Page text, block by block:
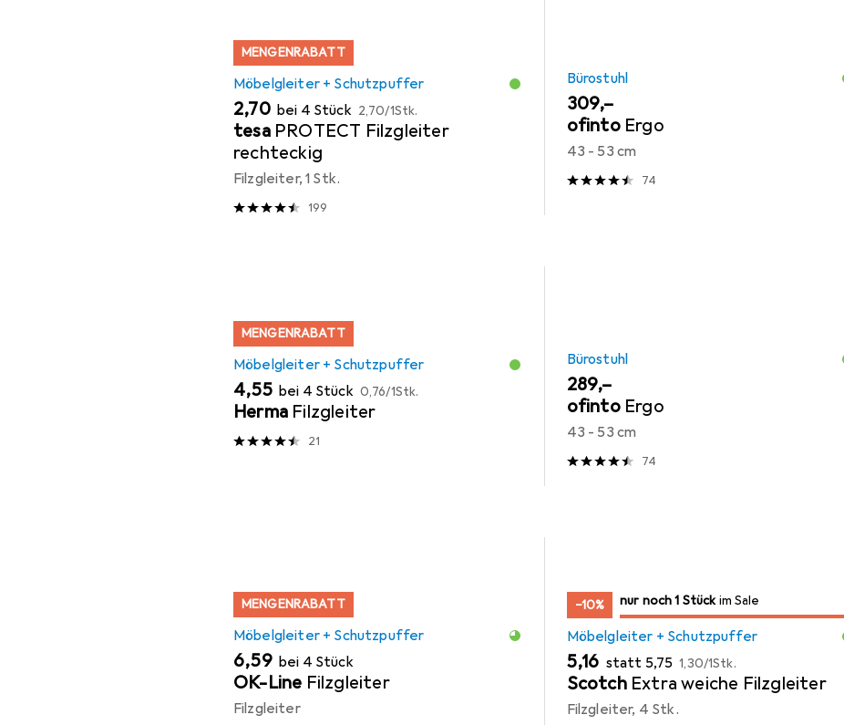
MENGENRABATT
Möbelgleiter + Schutzpuffer
EUR
2,70 bei 4 Stück EUR
2,70/1Stk.
tesa PROTECT Filzgleiter
rechteckig
Filzgleiter, 1 Stk.
199
Bürostuhl
EUR
309,–
ofinto Ergo
43 - 53 cm
74
MENGENRABATT
Möbelgleiter + Schutzpuffer
EUR
4,55 bei 4 Stück EUR
0,76/1Stk.
Herma Filzgleiter
21
Bürostuhl
EUR
289,–
ofinto Ergo
43 - 53 cm
74
MENGENRABATT
Möbelgleiter + Schutzpuffer
EUR
6,59 bei 4 Stück
OK-Line Filzgleiter
Filzgleiter
−10% noch 1 Stückim Sale
nur noch 1 Stück im Sale
Möbelgleiter + Schutzpuffer
EUR
5,16 statt EUR
5,75 EUR
1,30/1Stk.
Scotch Extra weiche Filzgleiter
Filzgleiter, 4 Stk.